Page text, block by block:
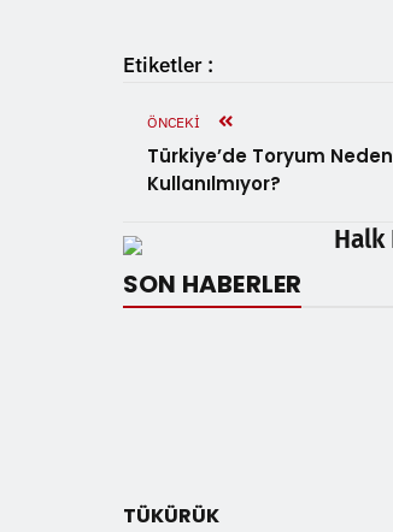
Etiketler :
ÖNCEKI
Türkiye’de Toryum Neden
Kullanılmıyor?
Halk
SON HABERLER
TÜKÜRÜK